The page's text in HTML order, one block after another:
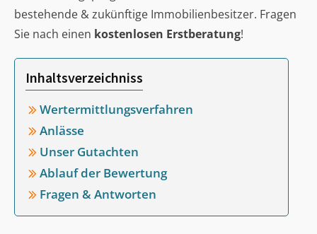
bestehende & zukünftige Immobilienbesitzer. Fragen
Sie nach einen kostenlosen Erstberatung!
Inhaltsverzeichniss
Wertermittlungsverfahren
Anlässe
Unser Gutachten
Ablauf der Bewertung
Fragen & Antworten